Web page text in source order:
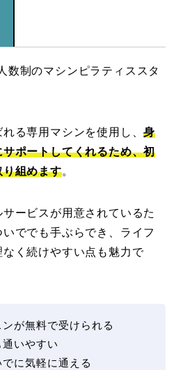
数制のマシンピラティススタ
れる専用マシンを使用し、身
ポートしてくれるため、初
り組めます。
ービスが用意されているた
ででも手ぶらでき、ライフ
く続けやすい点も魅力で
が無料で受けられる
いやすい
に気軽に通える